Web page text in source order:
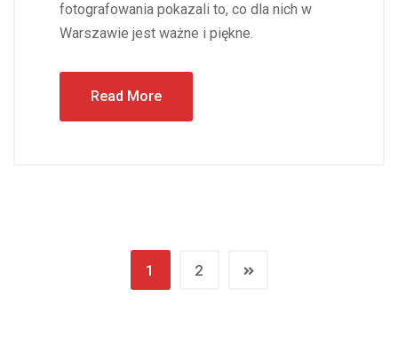
fotografowania pokazali to, co dla nich w
Warszawie jest ważne i piękne.
Read More
1 2